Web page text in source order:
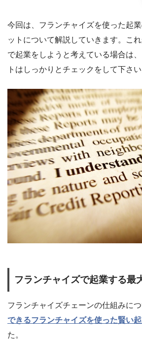
今回は、フランチャイズを使った起
ットについて解説していきます。こ
で起業をしようと考えている場合は
トはしっかりとチェックをして下さい
フランチャイズで起業する最
フランチャイズチェーンの仕組みにつ
できるフランチャイズを使った賢い
た。